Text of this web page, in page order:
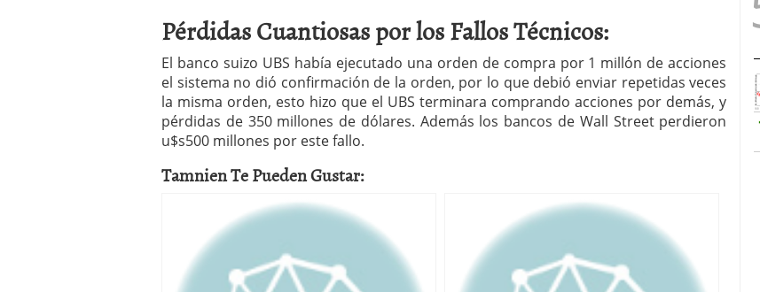
Pérdidas Cuantiosas por los Fallos Técnicos:
El banco suizo UBS había ejecutado una orden de compra por 1 millón de acciones
el sistema no dió confirmación de la orden, por lo que debió enviar repetidas veces
la misma orden, esto hizo que el UBS terminara comprando acciones por demás, y
pérdidas de 350 millones de dólares. Además los bancos de Wall Street perdieron
u$s500 millones por este fallo.
Tamnien Te Pueden Gustar: